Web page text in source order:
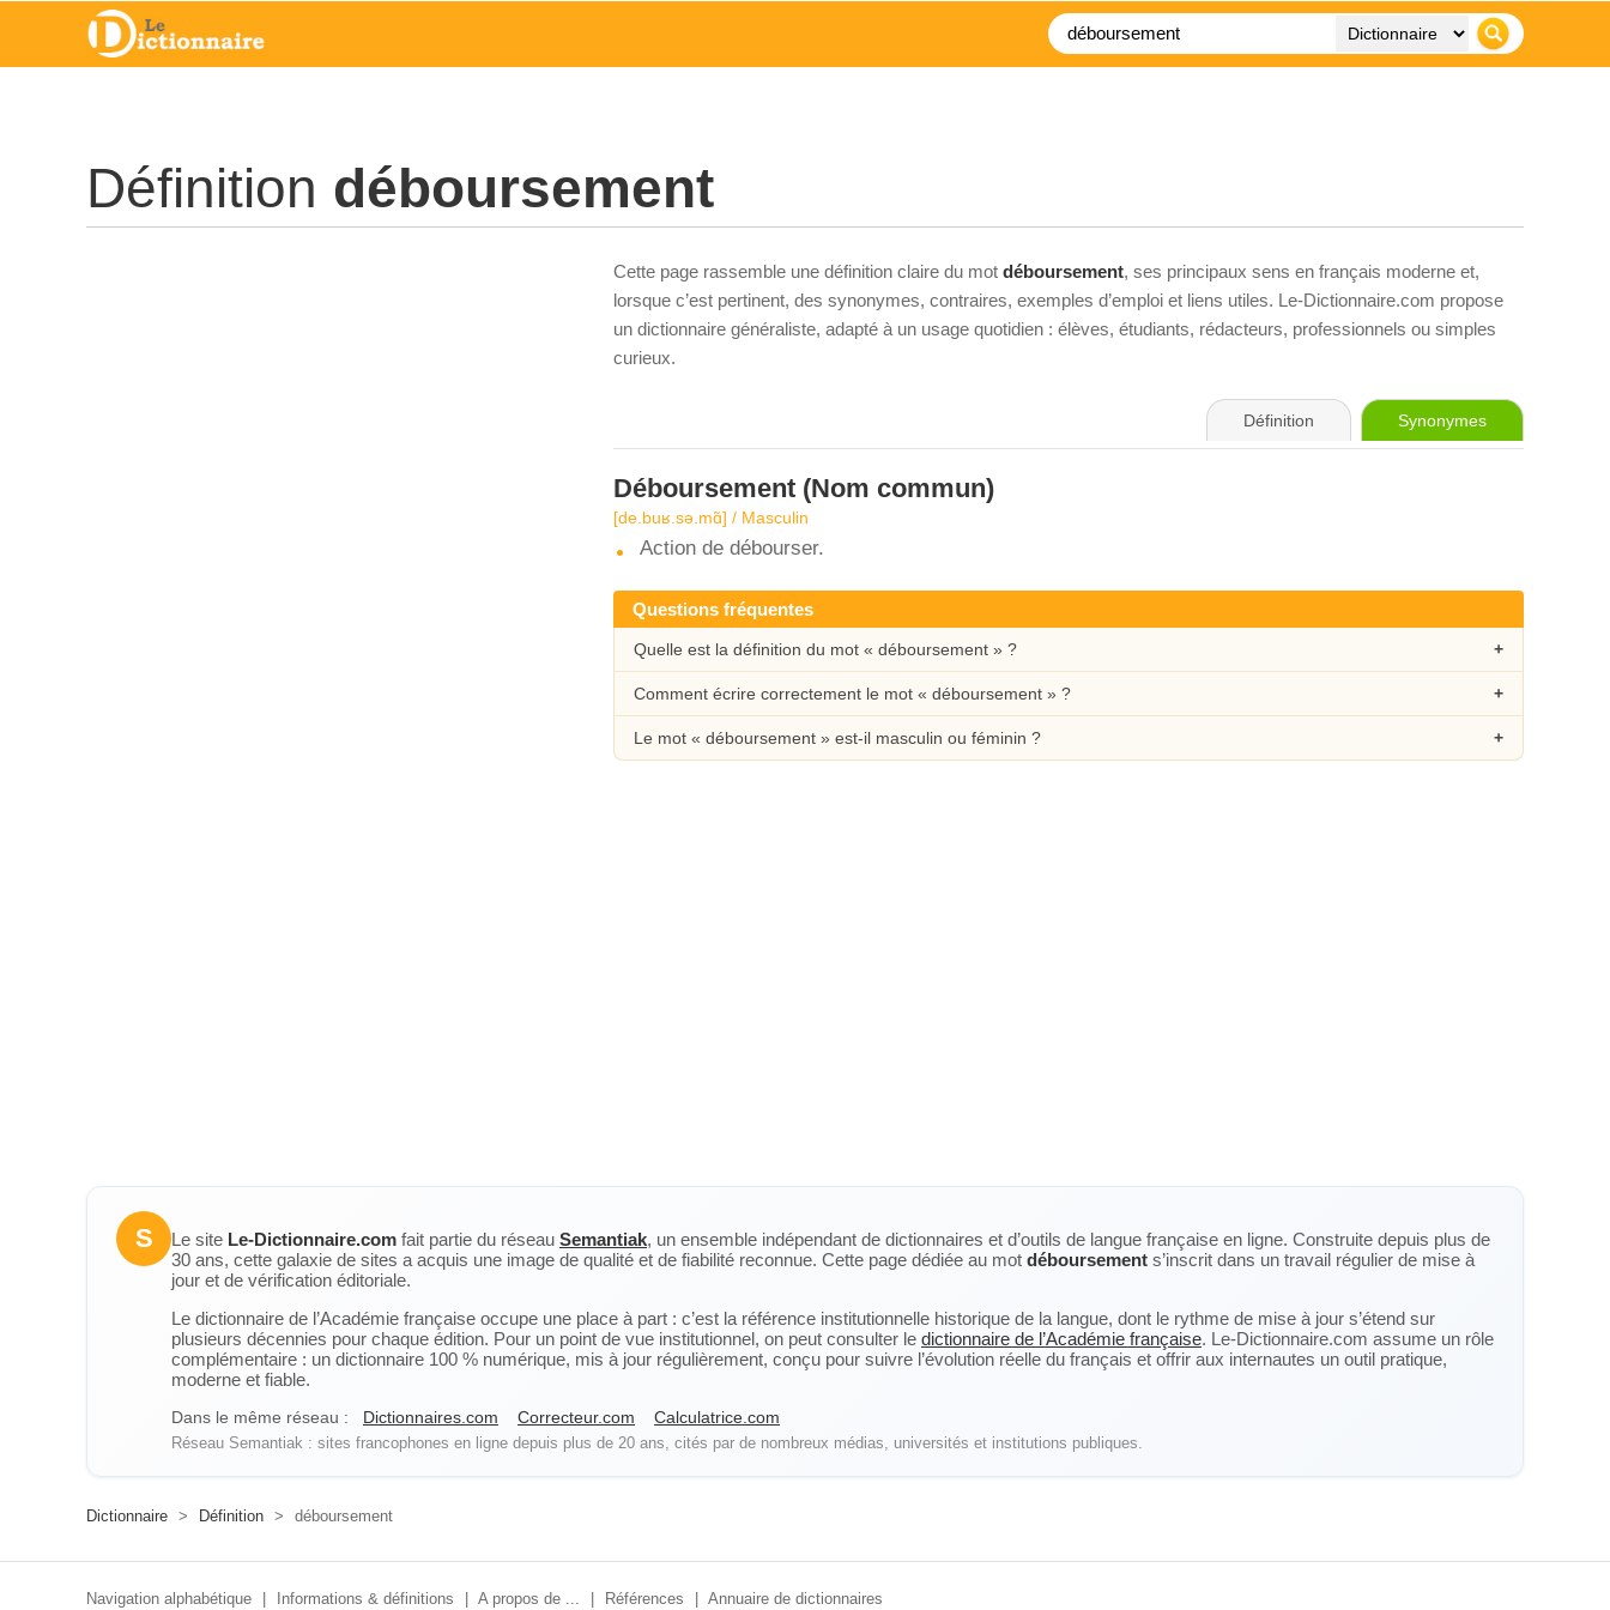
Définition déboursement
Cette page rassemble une définition claire du mot déboursement, ses principaux sens en français moderne et,
lorsque c’est pertinent, des synonymes, contraires, exemples d’emploi et liens utiles. Le-Dictionnaire.com propose
un dictionnaire généraliste, adapté à un usage quotidien : élèves, étudiants, rédacteurs, professionnels ou simples
curieux.
Définition Synonymes
Déboursement (Nom commun)
[de.buʁ.sə.mɑ̃] / Masculin
Action de débourser.
Questions fréquentes
Quelle est la définition du mot « déboursement » ?
Comment écrire correctement le mot « déboursement » ?
Le mot « déboursement » est-il masculin ou féminin ?
S Le site Le-Dictionnaire.com fait partie du réseau Semantiak, un ensemble indépendant de dictionnaires et d’outils de langue française en ligne. Construite depuis plus de
30 ans, cette galaxie de sites a acquis une image de qualité et de fiabilité reconnue. Cette page dédiée au mot déboursement s’inscrit dans un travail régulier de mise à
jour et de vérification éditoriale.
Le dictionnaire de l’Académie française occupe une place à part : c’est la référence institutionnelle historique de la langue, dont le rythme de mise à jour s’étend sur
plusieurs décennies pour chaque édition. Pour un point de vue institutionnel, on peut consulter le dictionnaire de l’Académie française. Le-Dictionnaire.com assume un rôle
complémentaire : un dictionnaire 100 % numérique, mis à jour régulièrement, conçu pour suivre l’évolution réelle du français et offrir aux internautes un outil pratique,
moderne et fiable.
Dans le même réseau : Dictionnaires.com Correcteur.com Calculatrice.com
Réseau Semantiak : sites francophones en ligne depuis plus de 20 ans, cités par de nombreux médias, universités et institutions publiques.
Dictionnaire > Définition > déboursement
Navigation alphabétique Informations & définitions A propos de ... Références Annuaire de dictionnaires